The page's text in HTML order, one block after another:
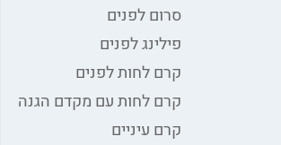
סרום לפנים
פילינג לפנים
קרם לחות לפנים
קרם לחות עם מקדם הגנה
קרם עיניים